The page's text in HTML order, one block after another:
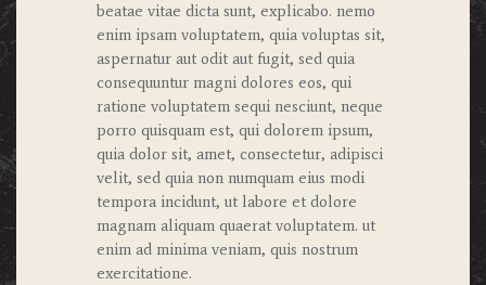
beatae vitae dicta sunt, explicabo. nemo
enim ipsam voluptatem, quia voluptas sit,
aspernatur aut odit aut fugit, sed quia
consequuntur magni dolores eos, qui
ratione voluptatem sequi nesciunt, neque
porro quisquam est, qui dolorem ipsum,
quia dolor sit, amet, consectetur, adipisci
velit, sed quia non numquam eius modi
tempora incidunt, ut labore et dolore
magnam aliquam quaerat voluptatem. ut
enim ad minima veniam, quis nostrum
exercitatione.